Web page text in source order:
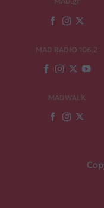
MAD RADIO 106,2
MADWALK